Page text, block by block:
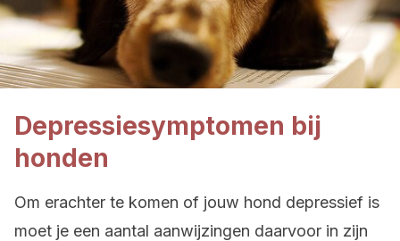
Depressiesymptomen bij
honden
Om erachter te komen of jouw hond depressief is
moet je een aantal aanwijzingen daarvoor in zijn